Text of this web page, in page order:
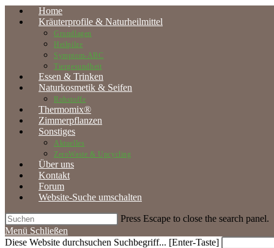
Home
Kräuterprofile & Naturheilmittel
Grundlagen
Heilpilze
Symptom-ABC
Tiergesundheit
Essen & Trinken
Naturkosmetik & Seifen
Rohstoffe
Thermomix®
Zimmerpflanzen
Sonstiges
Aktuelles
ZeroWaste & Upcycling
Über uns
Kontakt
Forum
Website-Suche umschalten
Press Escape to close the search panel.
Menü Schließen
Diese Website durchsuchen Suchbegriff... [Enter-Taste]